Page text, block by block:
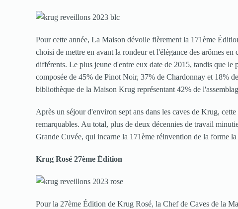
Pour cette année, La Maison dévoile fièrement la 171ème
choisi de mettre en avant la rondeur et l'élégance des arômes
différents. Le plus jeune d'entre eux date de 2015, tandis que le
composée de 45% de Pinot Noir, 37% de Chardonnay et 18%
bibliothèque de la Maison Krug représentant 42% de
Après un séjour d'environ sept ans dans les caves de Krug,
remarquables. Au total, plus de deux décennies de travail
Grande Cuvée, qui incarne la 171ème réinvention de la forme la
Krug Rosé 27ème Édition
Pour la 27ème Édition de Krug Rosé, la Chef de Caves de la